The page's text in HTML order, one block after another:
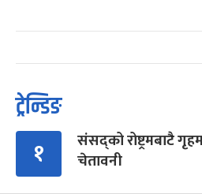
ट्रेन्डिङ
१
संसद्को रोष्ट्रमबाटै
चेतावनी